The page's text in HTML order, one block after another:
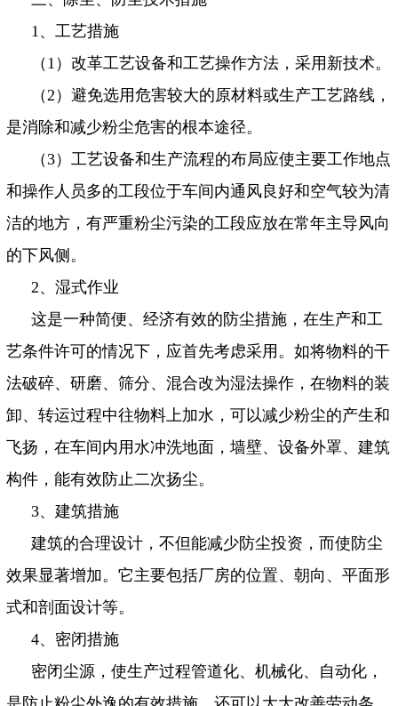
1、工艺措施
（ 1 ）改革工艺设备和工艺操作方法，采用新技术。
（2 ）避免选用危害较大的原材料或生产工艺路线，
是消除和减少粉尘危害的根本途径。
（3）工艺设备和生产流程的布局应使主要工作地点
和操作人员多的工段位于车间内通风良好和空气较为清
洁的地方，有严重粉尘污染的工段应放在常年主导风向
的下风侧。
2、湿式作业
这是一种简便、经济有效的防尘措施，在生产和工
艺条件许可的情况下，应首先考虑采用。如将物料的干
法破碎、研磨、筛分、混合改为湿法操作，在物料的装
卸、转运过程中往物料上加水，可以减少粉尘的产生和
飞扬，在车间内用水冲洗地面，墙壁、设备外罩、建筑
构件，能有效防止二次扬尘。
3、建筑措施
建筑的合理设计，不但能减少防尘投资，而使防尘
效果显著增加。它主要包括厂房的位置、朝向、平面形
式和剖面设计等。
4、密闭措施
密闭尘源，使生产过程管道化、机械化、自动化，